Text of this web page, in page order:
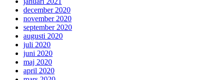
december 2020
november 2020
september 2020
augusti 2020
juli 2020
juni 2020
maj 2020
april 2020